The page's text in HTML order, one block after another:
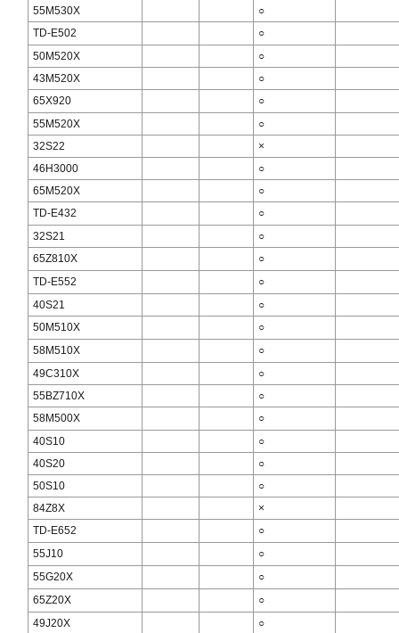
55M530X
○
TD-E502
○
50M520X
○
43M520X
○
65X920
○
55M520X
○
32S22
×
46H3000
○
65M520X
○
TD-E432
○
32S21
○
65Z810X
○
TD-E552
○
40S21
○
50M510X
○
58M510X
○
49C310X
○
55BZ710X
○
58M500X
○
40S10
○
40S20
○
50S10
○
84Z8X
×
TD-E652
○
55J10
○
55G20X
○
65Z20X
○
49J20X
○